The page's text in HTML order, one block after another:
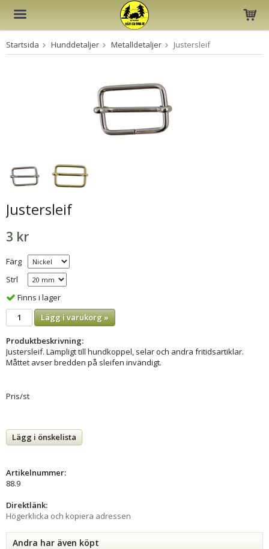
Produkten har blivit tillagd i varukorgen
Startsida Hunddetaljer Metalldetaljer Justersleif
Justersleif
3 kr
Färg
Strl
Finns i lager
Lägg i varukorg »
Produktbeskrivning:
Justersleif. Lämpligt till hundkoppel, selar och andra fritidsartiklar.
Måttet avser bredden på sleifen invändigt.
Pris/st
Lägg i önskelista
Artikelnummer:
88.9
Direktlänk:
Högerklicka och kopiera adressen
Andra har även köpt